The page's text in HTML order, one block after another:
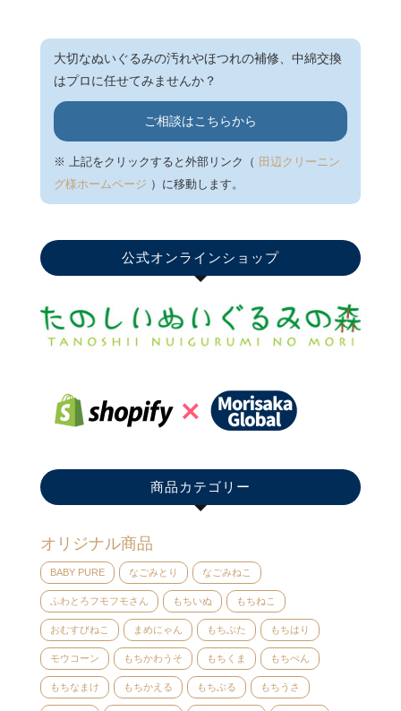
大切なぬいぐるみの汚れやほつれの補修、中綿交換
はプロに任せてみませんか？
ご相談はこちらから
※ 上記をクリックすると外部リンク（ 田辺クリーニン
グ様ホームページ ）に移動します。
公式オンラインショップ
商品カテゴリー
オリジナル商品
BABY PURE なごみとり なごみねこ
ふわとろフモフモさん もちいぬ もちねこ
おむすびねこ まめにゃん もちぶた もちはり
モウコーン もちかわうそ もちくま もちぺん
もちなまけ もちかえる もちぶる もちうさ